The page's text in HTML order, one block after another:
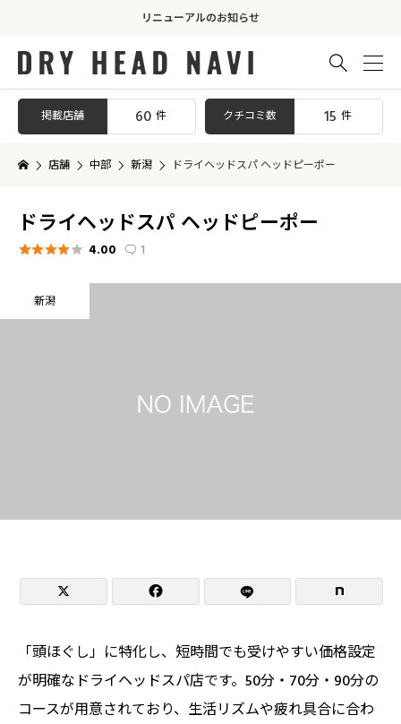
リニューアルのお知らせ

掲載店舗 60 件 クチコミ数 15 件
店舗 中部 新潟 ドライヘッドスパ ヘッドピーポー
ドライヘッドスパ ヘッドピーポー
 4.00  1
新潟
 
「頭ほぐし」に特化し、短時間でも受けやすい価格設定
が明確なドライヘッドスパ店です。50分・70分・90分の
コースが用意されており、生活リズムや疲れ具合に合わ